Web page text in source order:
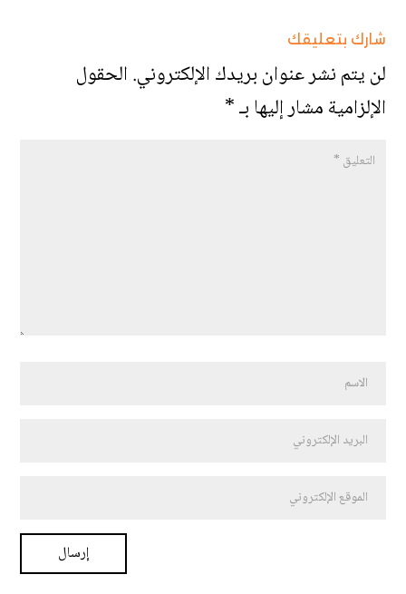
شارك بتعليقك
لن يتم نشر عنوان بريدك الإلكتروني.الحقول
الإلزامية مشار إليها بـ*